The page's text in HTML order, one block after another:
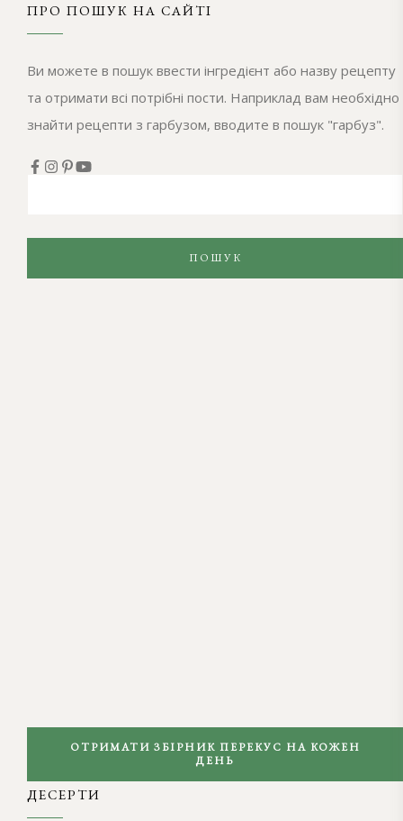
ПРО ПОШУК НА САЙТІ
Ви можете в пошук ввести інгредієнт або назву рецепту
та отримати всі потрібні пости. Наприклад вам необхідно
знайти рецепти з гарбузом, вводите в пошук "гарбуз".
ПОШУК
ОТРИМАТИ ЗБІРНИК ПЕРЕКУС НА КОЖЕН
ДЕНЬ
ДЕСЕРТИ